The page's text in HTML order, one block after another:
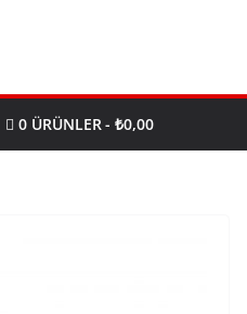
0 ÜRÜNLER ₺0,00